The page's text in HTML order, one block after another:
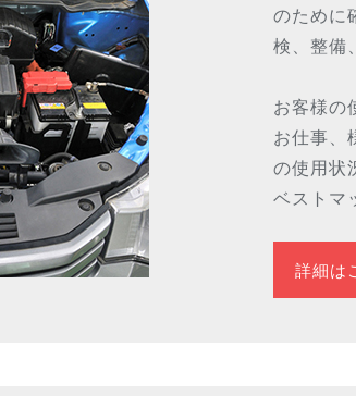
のために
検、整備
お客様の
お仕事、
の使用状
ベストマ
詳細は